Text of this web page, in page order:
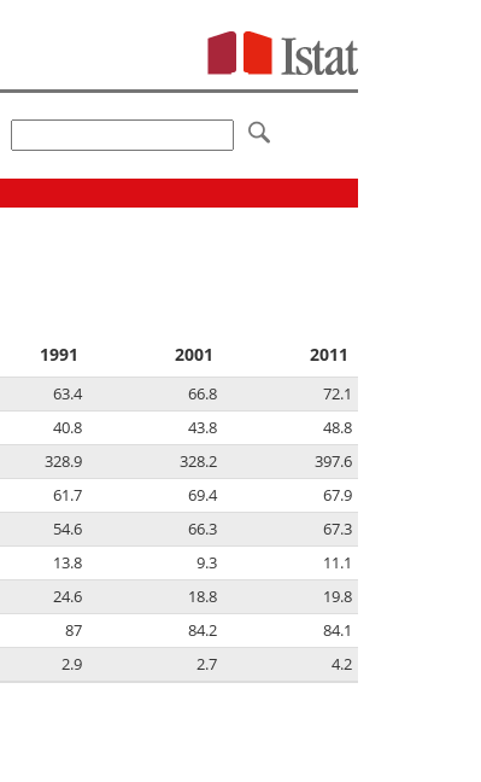
1991 2001 2011
63.4 66.8
72.1
40.8 43.8
48.8
328.9 328.2
397.6
61.7 69.4
67.9
54.6 66.3
67.3
13.8 9.3
11.1
24.6 18.8
19.8
87 84.2
84.1
2.9 2.7 4.2